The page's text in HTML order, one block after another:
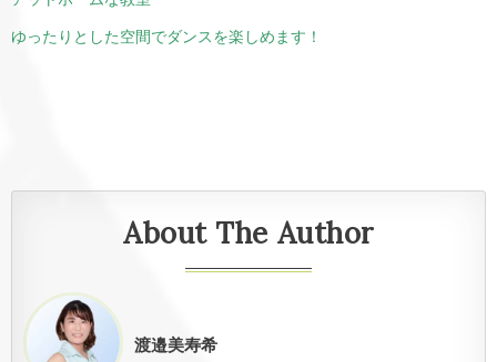
ゆったりとした空間でダンスを楽しめます！
About The Author
渡邉美寿希